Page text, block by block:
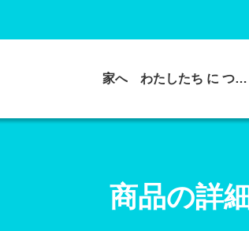
家へ わたしたち に つい て
商品の詳細